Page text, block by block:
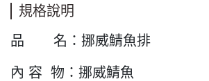
規格說明
品 名：挪威鯖魚排
內 容 物：挪威鯖魚